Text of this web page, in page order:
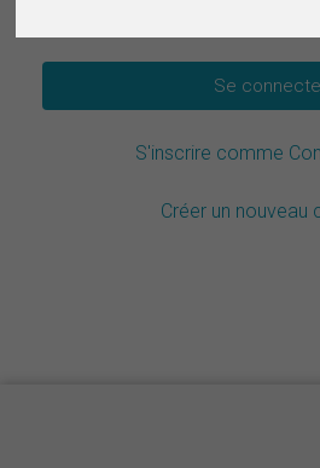
S'inscrire comme
Créer un nouveau
Español
Italiano